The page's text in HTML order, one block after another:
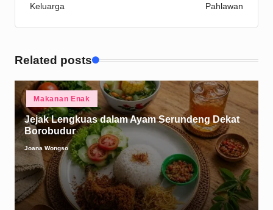
Keluarga
Pahlawan
Related posts
Posted
Makanan Enak
Jejak Lengkuas dalam Ayam Serundeng Dekat
Borobudur
Posted
by
Joana Wongso